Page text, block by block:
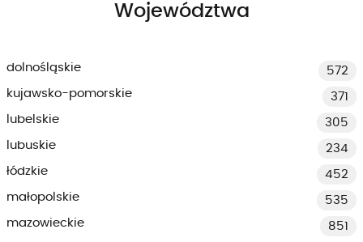
Województwa
dolnośląskie
572
kujawsko-pomorskie
371
lubelskie
305
lubuskie
234
łódzkie
452
małopolskie
535
mazowieckie
851